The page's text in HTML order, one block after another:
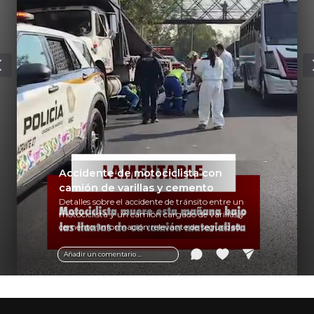
Añadir un comentario ...
Accidente de motociclista con
camión de varillas y cemento
Detalles sobre el accidente de tránsito entre un
motociclista y un camión cargado de varillas y
cemento. Información relevante de seguridad
vial y recomendaciones para motociclistas.